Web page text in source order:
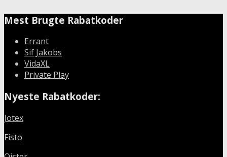
Mest Brugte Rabatkoder
Errant
Sif Jakobs
VidaXL
Private Play
Nyeste Rabatkoder:
Jotex
Fisto